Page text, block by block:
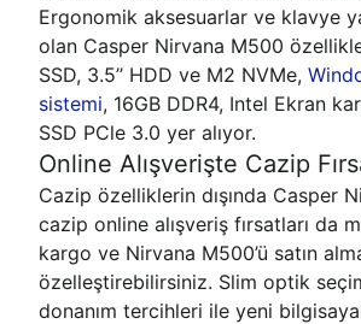
Ergonomik aksesuarlar ve klavye
olan Casper Nirvana M500
SSD, 3.5’’ HDD ve M2 NVMe,
sistemi, 16GB DDR4, Intel Ekran
SSD PCle 3.0 yer alıyor.
Online Alışverişte Cazip
Cazip özelliklerin dışında Casper
cazip online alışveriş fırsatları da
kargo ve Nirvana M500’ü satın
özelleştirebilirsiniz. Slim optik
donanım tercihleri ile yeni